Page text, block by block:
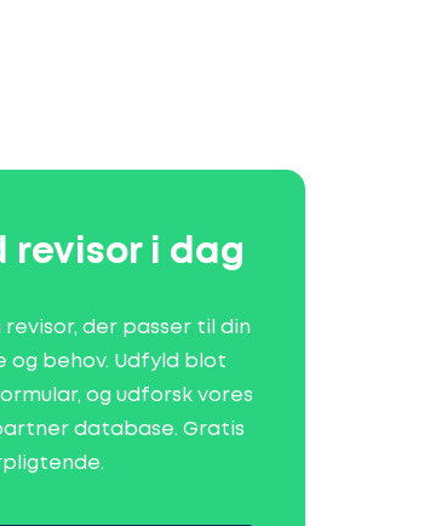
revisor i dag
revisor, der passer til din
og behov. Udfyld blot
og udforsk vores
database. Gratis